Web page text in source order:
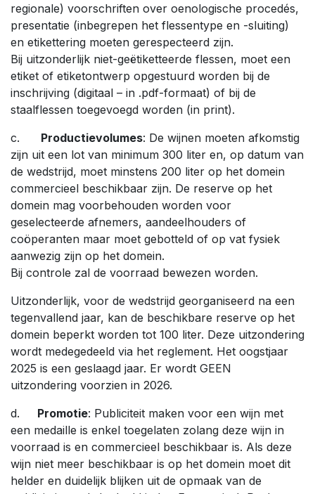
regionale) voorschriften over oenologische procedés,
presentatie (inbegrepen het flessentype en -sluiting)
en etikettering moeten gerespecteerd zijn.
Bij uitzonderlijk niet-geëtiketteerde flessen, moet een
etiket of etiketontwerp opgestuurd worden bij de
inschrijving (digitaal – in .pdf-formaat) of bij de
staalflessen toegevoegd worden (in print).
c. Productievolumes: De wijnen moeten afkomstig
zijn uit een lot van minimum 300 liter en, op datum van
de wedstrijd, moet minstens 200 liter op het domein
commercieel beschikbaar zijn. De reserve op het
domein mag voorbehouden worden voor
geselecteerde afnemers, aandeelhouders of
coöperanten maar moet gebotteld of op vat fysiek
aanwezig zijn op het domein.
Bij controle zal de voorraad bewezen worden.
Uitzonderlijk, voor de wedstrijd georganiseerd na een
tegenvallend jaar, kan de beschikbare reserve op het
domein beperkt worden tot 100 liter. Deze uitzondering
wordt medegedeeld via het reglement. Het oogstjaar
2025 is een geslaagd jaar. Er wordt GEEN
uitzondering voorzien in 2026.
d. Promotie: Publiciteit maken voor een wijn met
een medaille is enkel toegelaten zolang deze wijn in
voorraad is en commercieel beschikbaar is. Als deze
wijn niet meer beschikbaar is op het domein moet dit
helder en duidelijk blijken uit de opmaak van de